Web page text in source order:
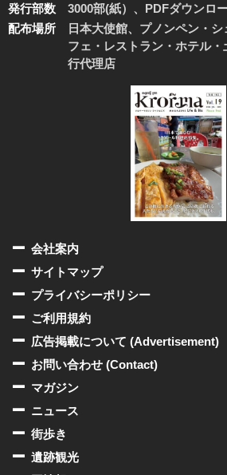
発行部数
3000部(紙）、PDFダウンロ
配布場所
日本大使館、プノンペン・
フェ・レストラン・ホテル
行代理店
会社案内
サイトマップ
プライバシーポリシー
ご利用規約
広告掲載について (Advertisement)
お問い合わせ (Contact)
マガジン
ニュース
街歩き
遺跡観光